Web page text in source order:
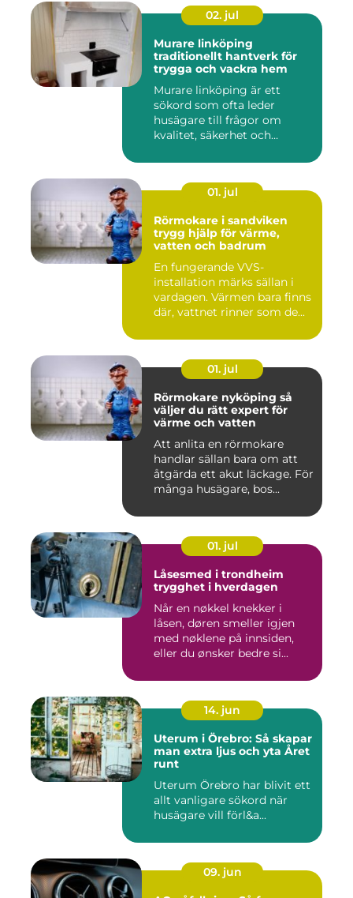
02. jul
Murare linköping
traditionellt hantverk för
trygga och vackra hem
Murare linköping är ett
sökord som ofta leder
husägare till frågor om
kvalitet, säkerhet och
01. jul
Rörmokare i sandviken
trygg hjälp för värme,
vatten och badrum
En fungerande VVS-
installation märks sällan i
vardagen. Värmen bara finns
där, vattnet rinner som de...
01. jul
Rörmokare nyköping så
väljer du rätt expert för
värme och vatten
Att anlita en rörmokare
handlar sällan bara om att
åtgärda ett akut läckage. För
många husägare, bos...
01. jul
Låsesmed i trondheim
trygghet i hverdagen
Når en nøkkel knekker i
låsen, døren smeller igjen
med nøklene på innsiden,
eller du ønsker bedre si...
14. jun
Uterum i Örebro: Så skapar
man extra ljus och yta Året
runt
Uterum Örebro har blivit ett
allt vanligare sökord när
husägare vill förl&a...
09. jun